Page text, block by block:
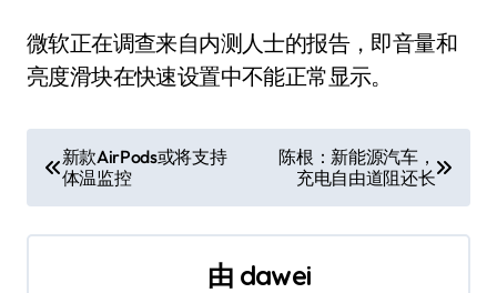
微软正在调查来自内测人士的报告，即音量和
亮度滑块在快速设置中不能正常显示。
文
章
导
新款AirPods或将支持
体温监控
陈根：新能源汽车，
充电自由道阻还长
由 dawei